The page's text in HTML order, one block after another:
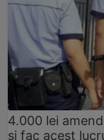
4.000 lei
și fac acest